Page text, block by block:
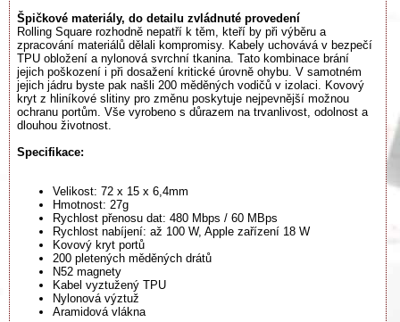
Špičkové materiály, do detailu zvládnuté provedení
Rolling Square rozhodně nepatří k těm, kteří by při výběru a
zpracování materiálů dělali kompromisy. Kabely uchovává v bezpečí
TPU obložení a nylonová svrchní tkanina. Tato kombinace brání
jejich poškození i při dosažení kritické úrovně ohybu. V samotném
jejich jádru byste pak našli 200 měděných vodičů v izolaci. Kovový
kryt z hliníkové slitiny pro změnu poskytuje nejpevnější možnou
ochranu portům. Vše vyrobeno s důrazem na trvanlivost, odolnost a
dlouhou životnost.
Specifikace:
Velikost: 72 x 15 x 6,4mm
Hmotnost: 27g
Rychlost přenosu dat: 480 Mbps / 60 MBps
Rychlost nabíjení: až 100 W, Apple zařízení 18 W
Kovový kryt portů
200 pletených měděných drátů
N52 magnety
Kabel vyztužený TPU
Nylonová výztuž
Aramidová vlákna